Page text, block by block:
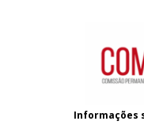
Informações